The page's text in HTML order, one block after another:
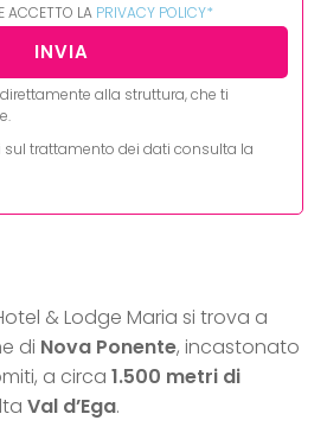
ACCETTO LA PRIVACY POLICY*
alla struttura, che ti
sul trattamento dei dati consulta la
& Lodge Maria si trova a
di Nova Ponente, incastonato
a circa 1.500 metri di
Val d’Ega.